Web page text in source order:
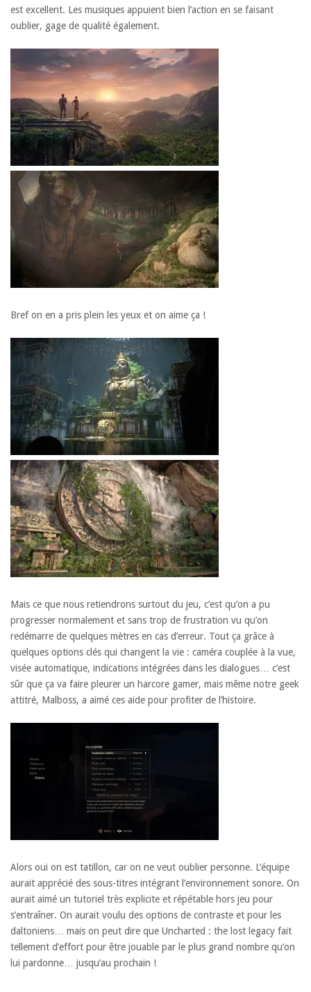
est excellent. Les musiques appuient bien l’action en se faisant
oublier, gage de qualité également.
Bref on en a pris plein les yeux et on aime ça !
Mais ce que nous retiendrons surtout du jeu, c’est qu’on a pu
progresser normalement et sans trop de frustration vu qu’on
redémarre de quelques mètres en cas d’erreur. Tout ça grâce à
quelques options clés qui changent la vie : caméra couplée à la vue,
visée automatique, indications intégrées dans les dialogues… c’est
sûr que ça va faire pleurer un harcore gamer, mais même notre geek
attitré, Malboss, a aimé ces aide pour profiter de l’histoire.
Alors oui on est tatillon, car on ne veut oublier personne. L’équipe
aurait apprécié des sous-titres intégrant l’environnement sonore. On
aurait aimé un tutoriel très explicite et répétable hors jeu pour
s’entraîner. On aurait voulu des options de contraste et pour les
daltoniens… mais on peut dire que Uncharted : the lost legacy fait
tellement d’effort pour être jouable par le plus grand nombre qu’on
lui pardonne… jusqu’au prochain !